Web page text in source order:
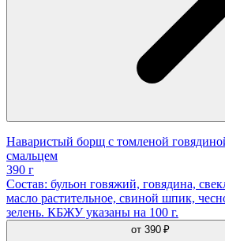
Наваристый борщ с томленой
смальцем
390 г
Состав: бульон говяжий, говядина,
масло растительное, свиной шпик,
зелень. КБЖУ указаны на 100 г.
от 390 ₽